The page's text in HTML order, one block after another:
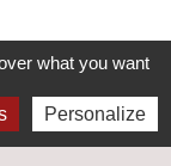
Val de
what you want
Personalize